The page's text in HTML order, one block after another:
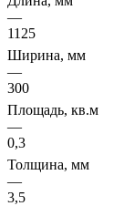
—
1125
Ширина, мм
—
300
Площадь, кв.м
—
0,3
Толщина, мм
—
3,5